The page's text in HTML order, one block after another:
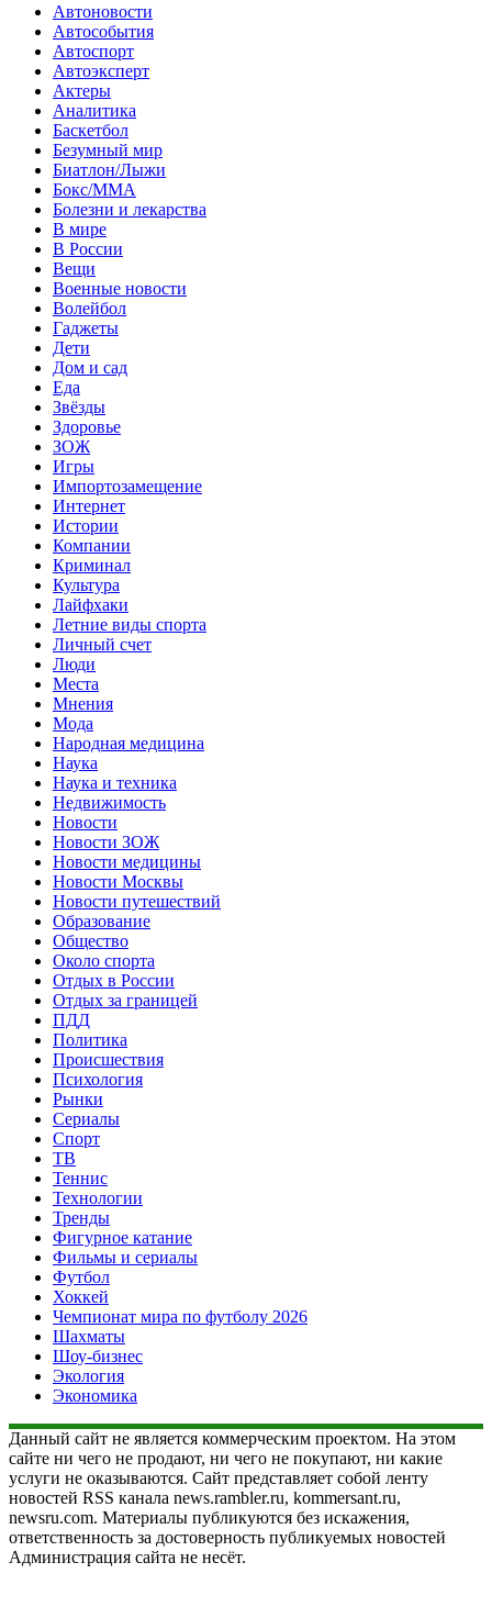
Автоновости
Автособытия
Автоспорт
Автоэксперт
Актеры
Аналитика
Баскетбол
Безумный мир
Биатлон/Лыжи
Бокс/MMA
Болезни и лекарства
В мире
В России
Вещи
Военные новости
Волейбол
Гаджеты
Дети
Дом и сад
Еда
Звёзды
Здоровье
ЗОЖ
Игры
Импортозамещение
Интернет
Истории
Компании
Криминал
Культура
Лайфхаки
Летние виды спорта
Личный счет
Люди
Места
Мнения
Мода
Народная медицина
Наука
Наука и техника
Недвижимость
Новости
Новости ЗОЖ
Новости медицины
Новости Москвы
Новости путешествий
Образование
Общество
Около спорта
Отдых в России
Отдых за границей
ПДД
Политика
Происшествия
Психология
Рынки
Сериалы
Спорт
ТВ
Теннис
Технологии
Тренды
Фигурное катание
Фильмы и сериалы
Футбол
Хоккей
Чемпионат мира по футболу 2026
Шахматы
Шоу-бизнес
Экология
Экономика
Данный сайт не является коммерческим проектом. На этом
сайте ни чего не продают, ни чего не покупают, ни какие
услуги не оказываются. Сайт представляет собой ленту
новостей RSS канала news.rambler.ru, kommersant.ru,
newsru.com. Материалы публикуются без искажения,
ответственность за достоверность публикуемых новостей
Администрация сайта не несёт.